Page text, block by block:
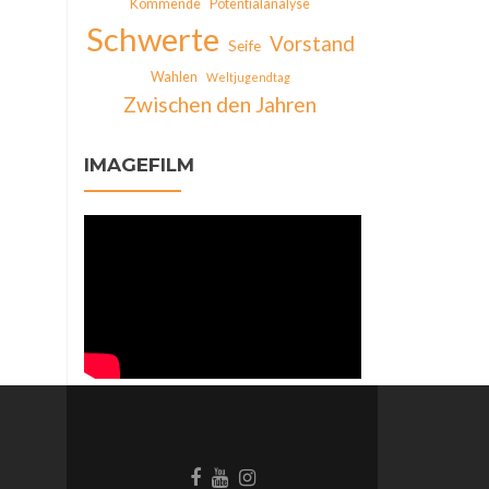
Kommende Potentialanalyse
Schwerte Seife Vorstand
Wahlen Weltjugendtag
Zwischen den Jahren
IMAGEFILM
Facebook-
Behance-
Instagram